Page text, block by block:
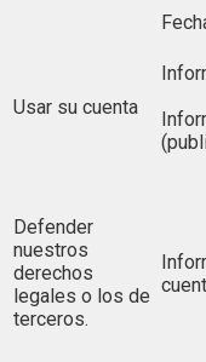
Usar su cuenta
Defender
nuestros
derechos
legales o los de
terceros.